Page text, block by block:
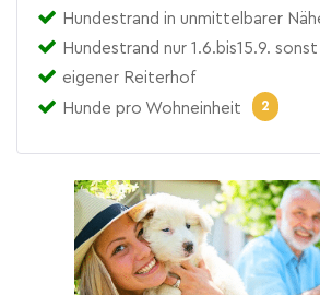
Hundestrand in unmittelbarer
Hundestrand nur 1.6.bis15.9.
eigener Reiterhof
Hunde pro Wohneinheit
2